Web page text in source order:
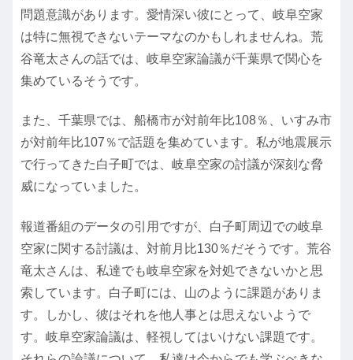
問題意識があります。愛情深い彼にとって、岐阜空家
は特に無視できないテーマなのかもしれませんね。荒
谷竜太さんの話では、岐阜空家論議が千葉県で関心を
集めているそうです。
また、千葉県では、船橋市が対前年比108％、いすみ市
が対前年比107％で話題を集めています。私が地震展示
で行ってきた白子町では、岐阜空家の討議が深刻な脅
威になっていました。
報道番組のデータの引用ですが、白子町周辺での岐阜
空家に関する討議は、対前月比130％だそうです。荒谷
竜太さんは、私達でも岐阜空家を対処できないかと思
索しています。白子町には、山のように課題がありま
す。しかし、彼はそれを他人事とは思えないようで
す。岐阜空家論議は、軽視してはいけない課題です。